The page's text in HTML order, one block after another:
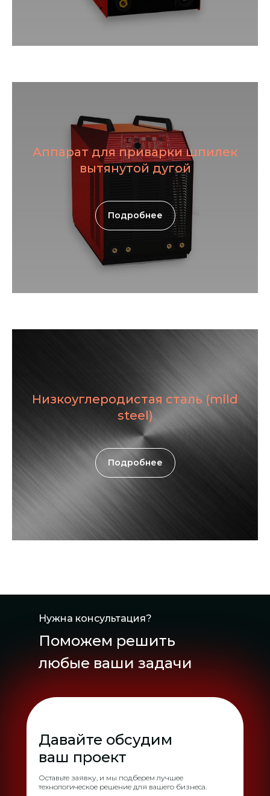
Аппарат для приварки шпилек
вытянутой дугой
Подробнее
Низкоуглеродистая сталь (mild
steel)
Подробнее
Давайте обсудим
ваш проект
Оставьте заявку, и мы подберем лучшее
технологическое решение для вашего бизнеса.
Поможем решить
любые ваши задачи
Нужна консультация?